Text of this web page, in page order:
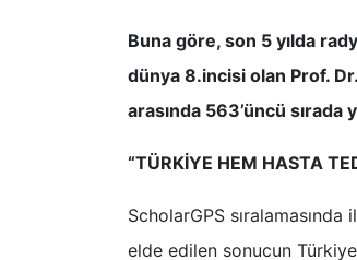
Buna göre, son 5 yılda
dünya 8.incisi olan Prof.
arasında 563’üncü sırada
“TÜRKİYE HEM HASTA
ScholarGPS
elde edilen sonucun